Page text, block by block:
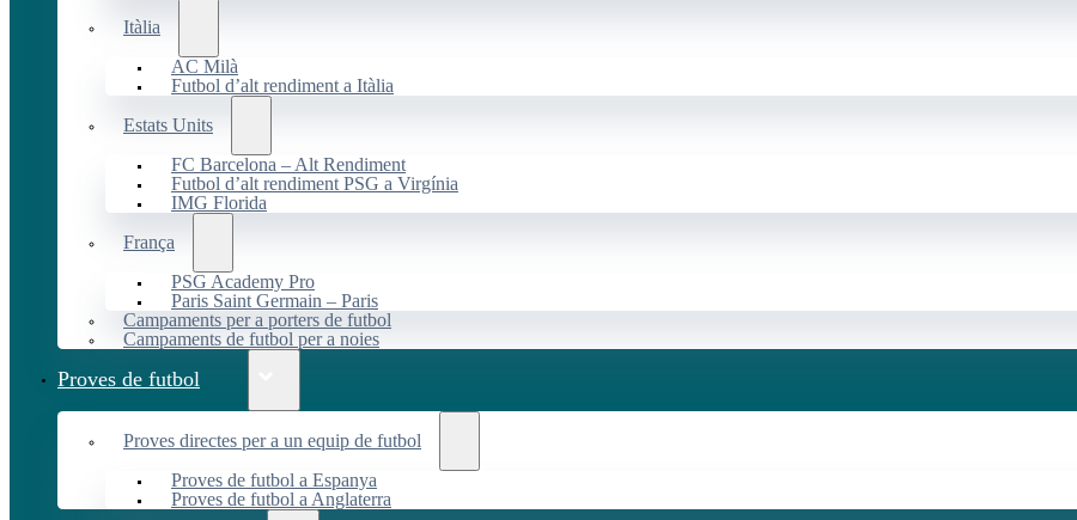
Itàlia
AC Milà
Futbol d’alt rendiment a Itàlia
Estats Units
FC Barcelona – Alt Rendiment
Futbol d’alt rendiment PSG a Virgínia
IMG Florida
França
PSG Academy Pro
Paris Saint Germain – Paris
Campaments per a porters de futbol
Campaments de futbol per a noies
Proves de futbol
Proves directes per a un equip de futbol
Proves de futbol a Espanya
Proves de futbol a Anglaterra